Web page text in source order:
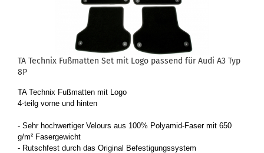
TA Tech­nix Fuß­mat­ten Set mit Logo pas­send für Audi A3 Typ
8P
TA Tech­nix Fuß­mat­ten mit Logo
4-​teilg vorne und hin­ten
- Sehr hoch­wer­ti­ger Ve­lours aus 100% Polyamid-​Faser mit 650
g/m² Fa­ser­ge­wicht
- Rutsch­fest durch das Ori­gi­nal Be­fes­ti­gungs­sys­tem